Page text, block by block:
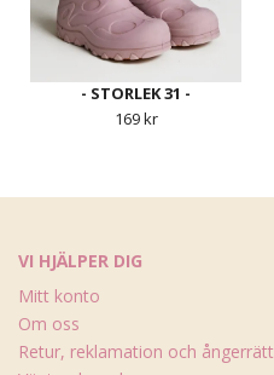
- STORLEK 31 -
169 kr
VI HJÄLPER DIG
Mitt konto
Om oss
Retur, reklamation och ångerrätt